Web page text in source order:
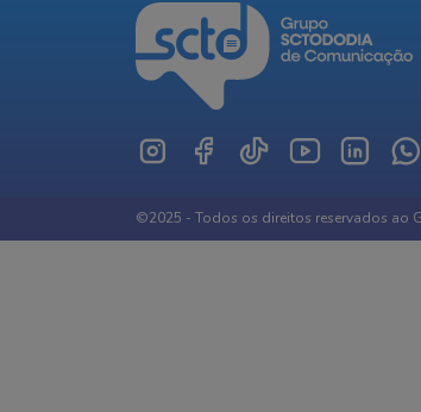
©2025 - Todos os direitos reservados ao